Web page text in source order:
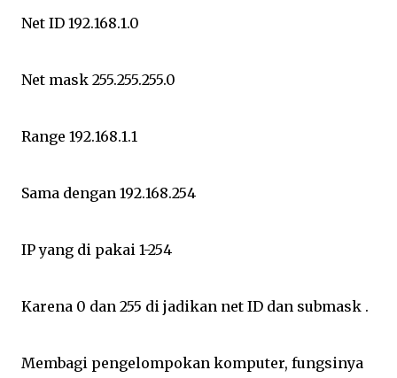
Net ID 192.168.1.0
Net mask 255.255.255.0
Range 192.168.1.1
Sama dengan 192.168.254
IP yang di pakai 1-254
Karena 0 dan 255 di jadikan net ID dan submask .
Membagi pengelompokan komputer, fungsinya